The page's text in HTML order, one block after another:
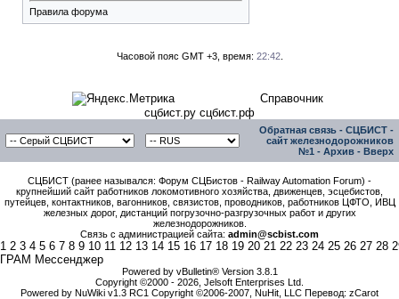
Правила форума
Часовой пояс GMT +3, время: 22:42.
Справочник
сцбист.ру сцбист.рф
Обратная связь - СЦБИСТ -
сайт железнодорожников
№1 - Архив - Вверх
СЦБИСТ (ранее назывался: Форум СЦБистов - Railway Automation Forum) -
крупнейший сайт работников локомотивного хозяйства, движенцев, эсцебистов,
путейцев, контактников, вагонников, связистов, проводников, работников ЦФТО, ИВЦ
железных дорог, дистанций погрузочно-разгрузочных работ и других
железнодорожников.
Связь с администрацией сайта: admin@scbist.com
1 2 3 4 5 6 7 8 9 10 11 12 13 14 15 16 17 18 19 20 21 22 23 24 25 26 27 28
ГРАМ Мессенджер
Powered by vBulletin® Version 3.8.1
Copyright ©2000 - 2026, Jelsoft Enterprises Ltd.
Powered by NuWiki v1.3 RC1 Copyright ©2006-2007, NuHit, LLC Перевод: zCarot